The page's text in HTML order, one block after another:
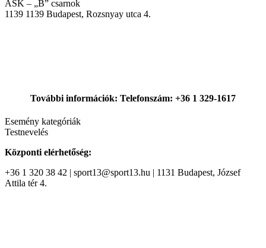
ASK – „B” csarnok
1139 1139 Budapest, Rozsnyay utca 4.
További információk: Telefonszám: +36 1 329-1617
Esemény kategóriák
Testnevelés
Központi elérhetőség:
+36 1 320 38 42 | sport13@sport13.hu | 1131 Budapest, József
Attila tér 4.